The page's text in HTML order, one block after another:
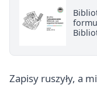
Zapisy ruszyły, a